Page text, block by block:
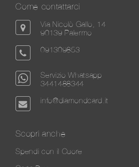
Come contattarci
Via Nicolò Gallo, 14
90139 Palermo
091309853
Servizio Whatsapp
3441488344
info@diamondcard.it
Scopri anche
Spendi con il Cuore